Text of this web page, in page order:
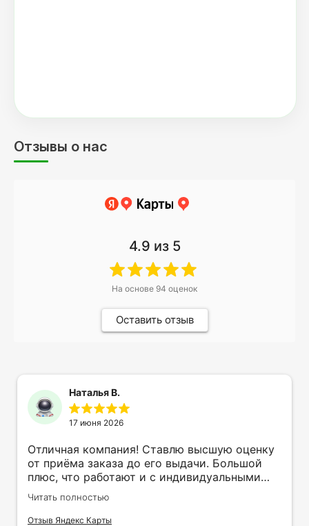
Отзывы о нас
4.9 из 5
На основе 94 оценок
Оставить отзыв
Наталья В.
17 июня 2026
Отличная компания! Ставлю высшую оценку
от приёма заказа до его выдачи. Большой
плюс, что работают и с индивидуальными
заказами. Нелбходимо было нанести принт
на кружку в подарок. Заказ был исполнен
оперативно и ооочень красиво, даже не
Читать полностью
Отзыв Яндекс Карты